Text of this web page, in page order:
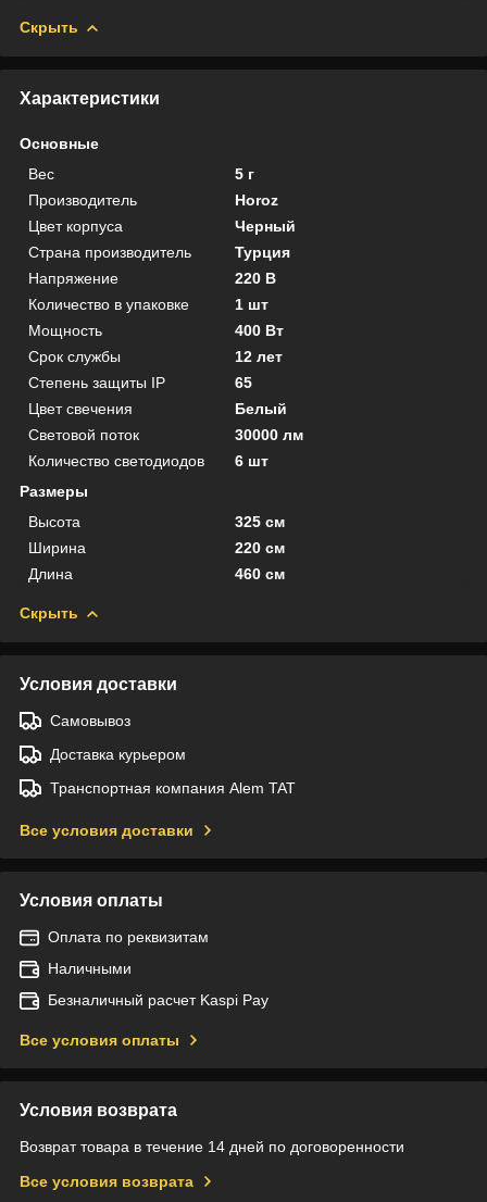
Скрыть
Характеристики
Основные
Вес
5 г
Производитель
Horoz
Цвет корпуса
Черный
Страна производитель
Турция
Напряжение
220 В
Количество в упаковке
1 шт
Мощность
400 Вт
Срок службы
12 лет
Степень защиты IP
65
Цвет свечения
Белый
Световой поток
30000 лм
Количество светодиодов
6 шт
Размеры
Высота
325 см
Ширина
220 см
Длина
460 см
Скрыть
Условия доставки
Самовывоз
Доставка курьером
Транспортная компания Alem TAT
Все условия доставки
Условия оплаты
Оплата по реквизитам
Наличными
Безналичный расчет Kaspi Pay
Все условия оплаты
Условия возврата
Возврат товара в течение 14 дней по договоренности
Все условия возврата